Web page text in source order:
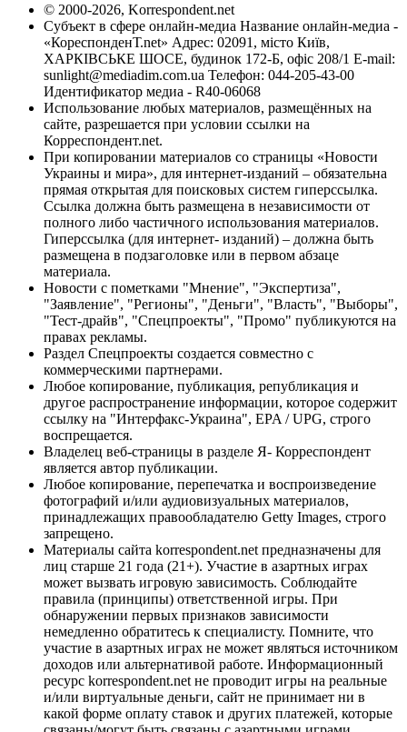
© 2000-2026, Korrespondent.net
Субъект в сфере онлайн-медиа Название онлайн-медиа -
«КореспонденТ.net» Адрес: 02091, місто Київ,
ХАРКІВСЬКЕ ШОСЕ, будинок 172-Б, офіс 208/1 E-mail:
sunlight@mediadim.com.ua Телефон: 044-205-43-00
Идентификатор медиа - R40-06068
Использование любых материалов, размещённых на
сайте, разрешается при условии ссылки на
Корреспондент.net.
При копировании материалов со страницы «Новости
Украины и мира», для интернет-изданий – обязательна
прямая открытая для поисковых систем гиперссылка.
Ссылка должна быть размещена в независимости от
полного либо частичного использования материалов.
Гиперссылка (для интернет- изданий) – должна быть
размещена в подзаголовке или в первом абзаце
материала.
Новости с пометками "Мнение", "Экспертиза",
"Заявление", "Регионы", "Деньги", "Власть", "Выборы",
"Тест-драйв", "Спецпроекты", "Промо" публикуются на
правах рекламы.
Раздел Спецпроекты создается совместно с
коммерческими партнерами.
Любое копирование, публикация, републикация и
другое распространение информации, которое содержит
ссылку на "Интерфакс-Украина", EPA / UPG, строго
воспрещается.
Владелец веб-страницы в разделе Я- Корреспондент
является автор публикации.
Любое копирование, перепечатка и воспроизведение
фотографий и/или аудиовизуальных материалов,
принадлежащих правообладателю Getty Images, строго
запрещено.
Материалы сайта korrespondent.net предназначены для
лиц старше 21 года (21+). Участие в азартных играх
может вызвать игровую зависимость. Соблюдайте
правила (принципы) ответственной игры. При
обнаружении первых признаков зависимости
немедленно обратитесь к специалисту. Помните, что
участие в азартных играх не может являться источником
доходов или альтернативой работе. Информационный
ресурс korrespondent.net не проводит игры на реальные
и/или виртуальные деньги, сайт не принимает ни в
какой форме оплату ставок и других платежей, которые